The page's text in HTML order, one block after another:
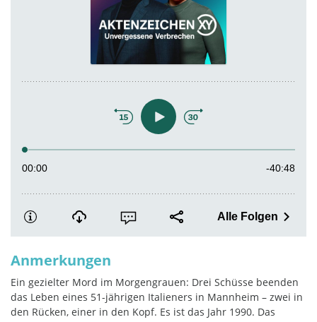
Anmerkungen
Ein gezielter Mord im Morgengrauen: Drei Schüsse beenden
das Leben eines 51-jährigen Italieners in Mannheim – zwei in
den Rücken, einer in den Kopf. Es ist das Jahr 1990. Das